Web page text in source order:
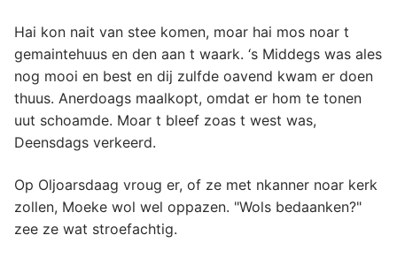
Hai kon nait van stee komen, moar hai mos noar t
gemaintehuus en den aan t waark. ‘s Middegs was ales
nog mooi en best en dij zulfde oavend kwam er doen
thuus. Anerdoags maalkopt, omdat er hom te tonen
uut schoamde. Moar t bleef zoas t west was,
Deensdags verkeerd.
Op Oljoarsdaag vroug er, of ze met nkanner noar kerk
zollen, Moeke wol wel oppazen. "Wols bedaanken?"
zee ze wat stroefachtig.